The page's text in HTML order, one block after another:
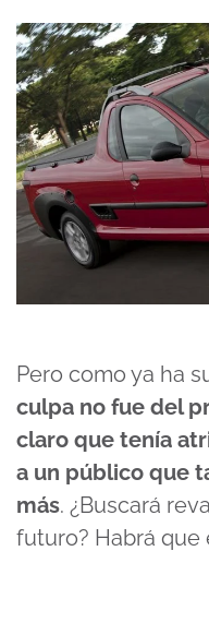
Pero como ya ha
culpa no fue del
claro que tenía
a un público que
más. ¿Buscará
futuro? Habrá que